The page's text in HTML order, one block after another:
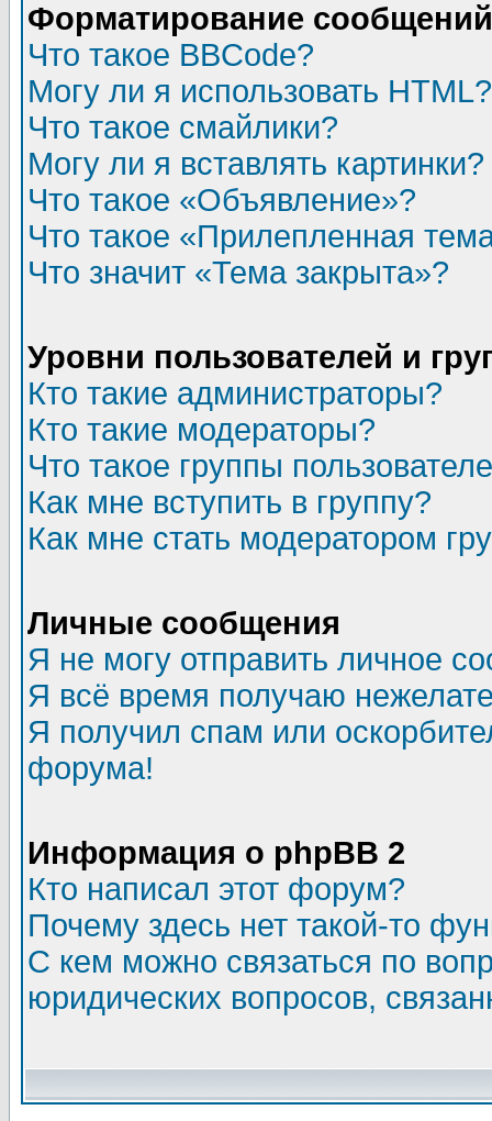
Форматирование
Что такое BBCode?
Могу ли я использовать HTML?
Что такое смайлики?
Могу ли я вставлять картинки?
Что такое «Объявление»?
Что такое «Прилепленная
Что значит «Тема закрыта»?
Уровни пользователей и
Кто такие администраторы?
Кто такие модераторы?
Что такое группы
Как мне вступить в группу?
Как мне стать модератором
Личные сообщения
Я не могу отправить личное
Я всё время получаю
Я получил спам или
форума!
Информация о phpBB 2
Кто написал этот форум?
Почему здесь нет такой-то
С кем можно связаться по
юридических вопросов,